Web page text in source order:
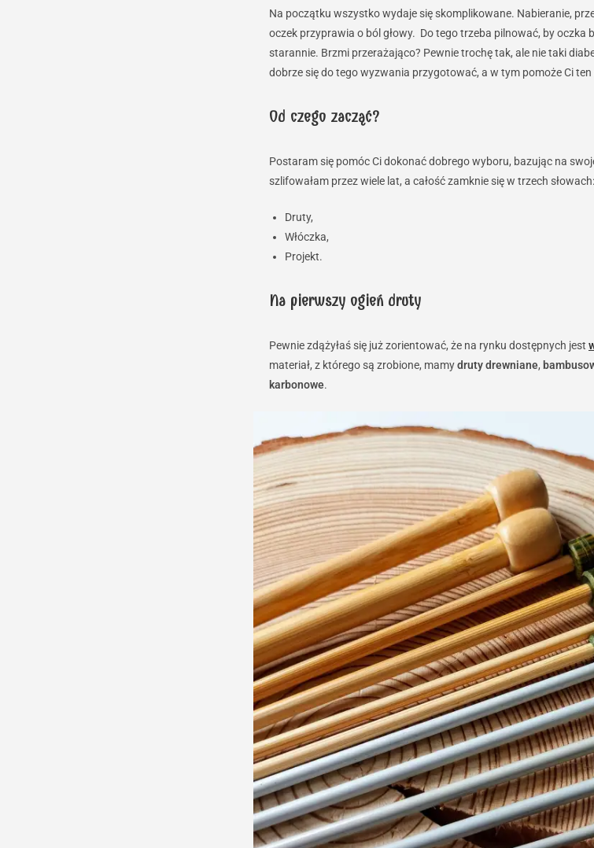
Na początku wszystko wydaje się skomplikowane. Nabieranie,
oczek przyprawia o ból głowy. Do tego trzeba pilnować, by oczka
starannie. Brzmi przerażająco? Pewnie trochę tak, ale nie taki
dobrze się do tego wyzwania przygotować, a w tym pomoże Ci ten
Od czego zacząć?
Postaram się pomóc Ci dokonać dobrego wyboru, bazując na
szlifowałam przez wiele lat, a całość zamknie się w trzech słowach:
Druty,
Włóczka,
Projekt.
Na pierwszy ogień druty
Pewnie zdążyłaś się już zorientować, że na rynku dostępnych jest
materiał, z którego są zrobione, mamydruty drewniane,
karbonowe.